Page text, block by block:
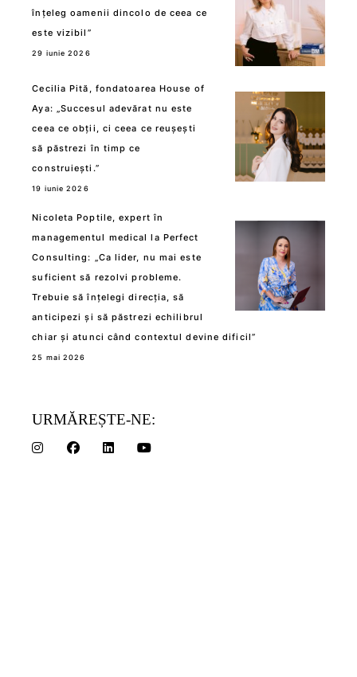
înțeleg oamenii dincolo de ceea ce
este vizibil”
29 iunie 2026
Cecilia Pită, fondatoarea House of
Aya: „Succesul adevărat nu este
ceea ce obții, ci ceea ce reușești
să păstrezi în timp ce
construiești.”
19 iunie 2026
Nicoleta Poptile, expert în
managementul medical la Perfect
Consulting: „Ca lider, nu mai este
suficient să rezolvi probleme.
Trebuie să înțelegi direcția, să
anticipezi și să păstrezi echilibrul
chiar și atunci când contextul devine dificil”
25 mai 2026
URMĂREȘTE-NE: